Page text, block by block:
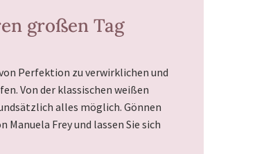
großen Tag
Perfektion zu verwirklichen und
Von der klassischen weißen
alles möglich. Gönnen
Frey und lassen Sie sich